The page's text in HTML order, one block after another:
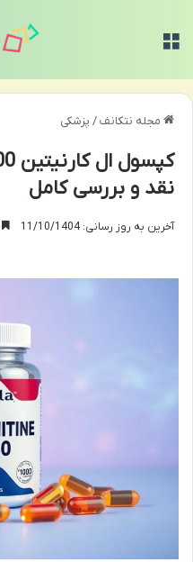
مجله نتکانف/ پزشکی
نقد و بررسی کامل
آخرین به روز رسانی: 11/10/1404